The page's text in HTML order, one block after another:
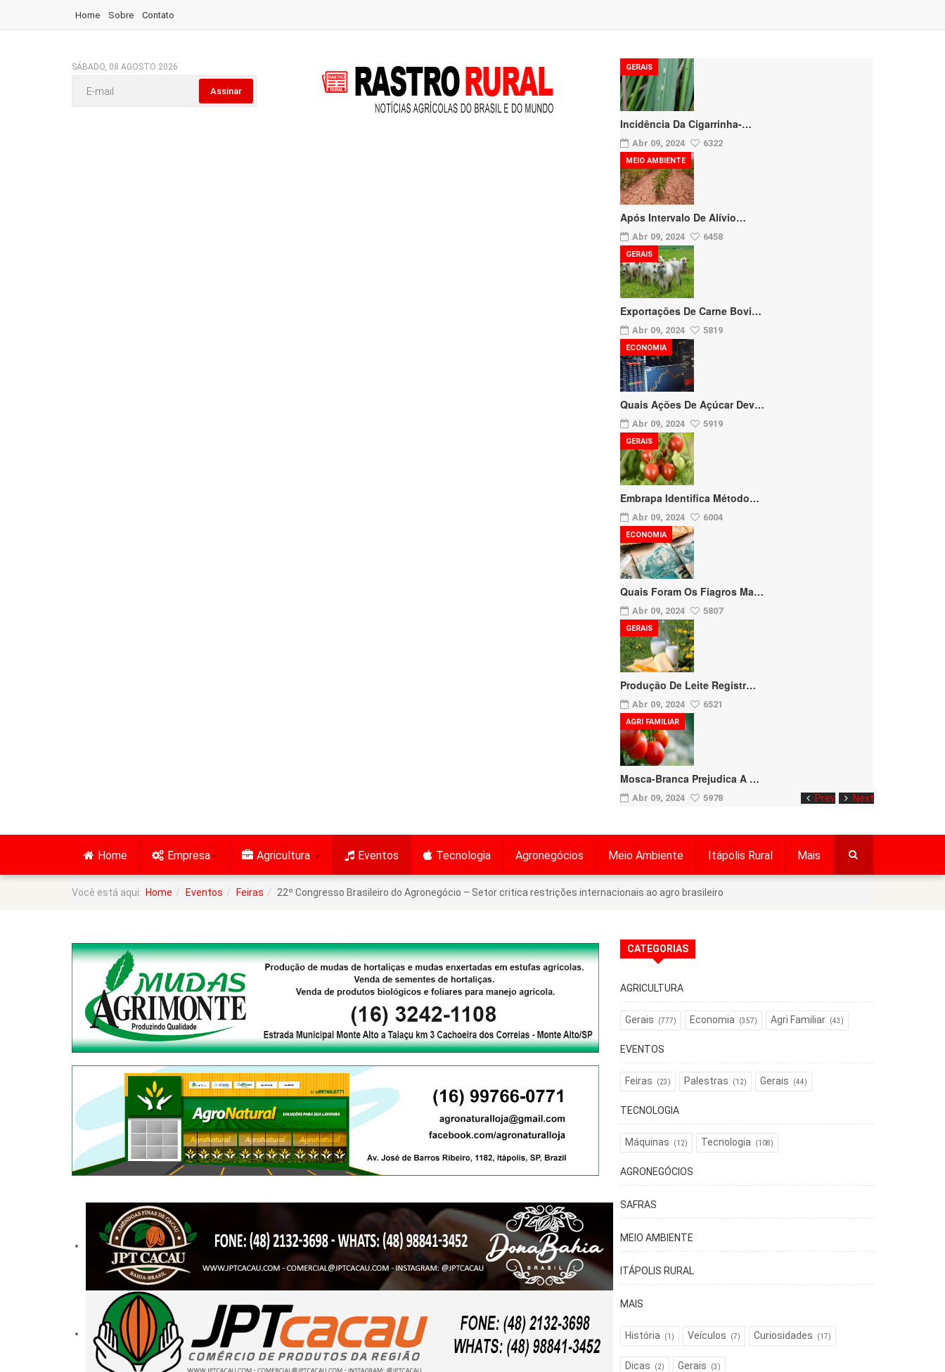
Home Sobre Contato
SÁBADO, 08 AGOSTO 2026
Prev Next
Incidência Da Cigarrinha-…
Abr 09, 2024 6322
GERAIS
Após Intervalo De Alívio…
Abr 09, 2024 6458
MEIO AMBIENTE
Exportações De Carne Bovi…
Abr 09, 2024 5819
GERAIS
Quais Ações De Açúcar Dev…
Abr 09, 2024 5919
ECONOMIA
Embrapa Identifica Método…
Abr 09, 2024 6004
GERAIS
Quais Foram Os Fiagros Ma…
Abr 09, 2024 5807
ECONOMIA
Produção De Leite Registr…
Abr 09, 2024 6521
GERAIS
Mosca-Branca Prejudica A …
Abr 09, 2024 5978
AGRI FAMILIAR
Home Empresa Agricultura Eventos Tecnologia Agronegócios Meio Ambiente Itápolis Rural Mais
Você está aqui: Home Eventos Feiras 22º Congresso Brasileiro do Agronegócio – Setor critica restrições internacionais ao agro brasileiro
CATEGORIAS
AGRICULTURA
Gerais (777) Economia (357) Agri Familiar (43)
EVENTOS
Feiras (23) Palestras (12) Gerais (44)
TECNOLOGIA
Máquinas (12) Tecnologia (108)
AGRONEGÓCIOS
SAFRAS
MEIO AMBIENTE
ITÁPOLIS RURAL
MAIS
História (1) Veículos (7) Curiosidades (17)
Dicas (2) Gerais (3)